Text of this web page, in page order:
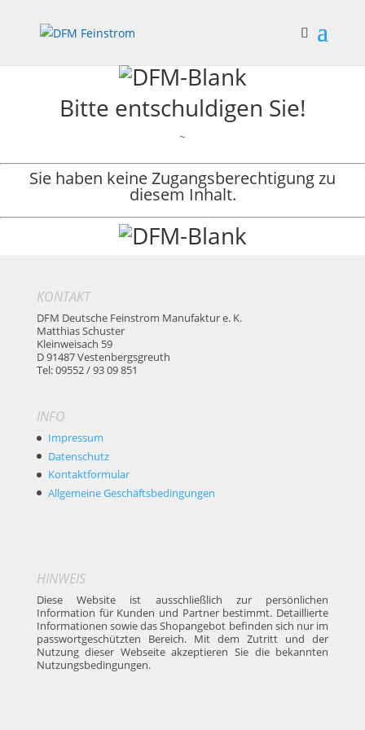
Bitte entschuldigen Sie!
~
Sie haben keine Zugangsberechtigung zu
diesem Inhalt.
KONTAKT
DFM Deutsche Feinstrom Manufaktur e. K.
Matthias Schuster
Kleinweisach 59
D 91487 Vestenbergsgreuth
Tel: 09552 / 93 09 851
INFO
Impressum
Datenschutz
Kontaktformular
Allgemeine Geschäftsbedingungen
HINWEIS
Diese Website ist ausschließlich zur persönlichen
Information für Kunden und Partner bestimmt. Detaillierte
Informationen sowie das Shopangebot befinden sich nur im
passwortgeschützten Bereich. Mit dem Zutritt und der
Nutzung dieser Webseite akzeptieren Sie die bekannten
Nutzungsbedingungen.